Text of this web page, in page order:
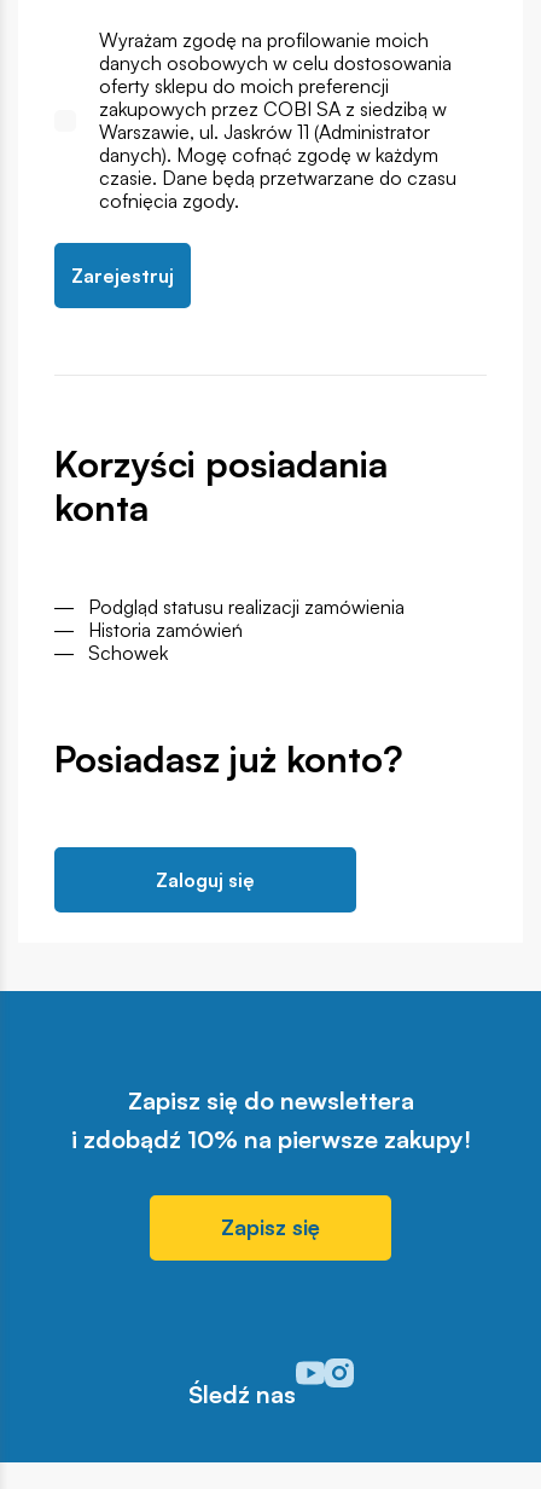
Wyrażam zgodę na profilowanie moich
danych osobowych w celu dostosowania
oferty sklepu do moich preferencji
zakupowych przez COBI SA z siedzibą w
Warszawie, ul. Jaskrów 11 (Administrator
danych). Mogę cofnąć zgodę w każdym
czasie. Dane będą przetwarzane do czasu
cofnięcia zgody.
Zarejestruj
Korzyści posiadania
konta
― Podgląd statusu realizacji zamówienia
― Historia zamówień
― Schowek
Posiadasz już konto?
Zaloguj się
Zapisz się do newslettera
i zdobądź 10% na pierwsze zakupy!
Zapisz się
Śledź nas
Odwiedź nasz profil w
Odwiedź nasz profil w